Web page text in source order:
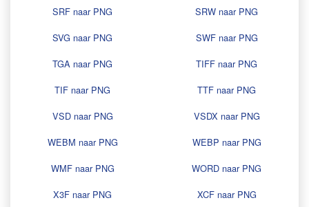
SRF naar PNG
SRW naar PNG
SVG naar PNG
SWF naar PNG
TGA naar PNG
TIFF naar PNG
TIF naar PNG
TTF naar PNG
VSD naar PNG
VSDX naar PNG
WEBM naar PNG
WEBP naar PNG
WMF naar PNG
WORD naar PNG
X3F naar PNG
XCF naar PNG